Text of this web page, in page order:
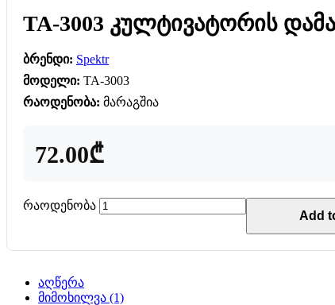
TA-3003 კულტივატორის
ბრენდი: Spektr
მოდელი: TA-3003
რაოდენობა: მარაგშია
72.00₾
რაოდენობა
Add
აღწერა
მიმოხილვა (1)